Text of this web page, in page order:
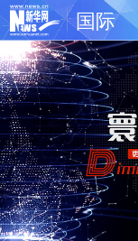
国际
首页
娱乐
时尚
港澳